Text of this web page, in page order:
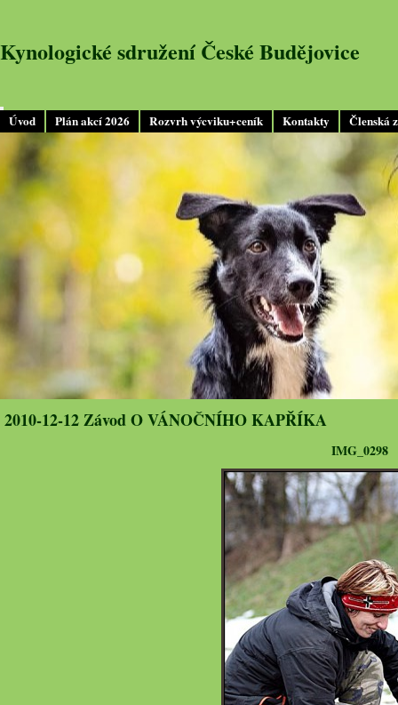
Úvod Plán akcí 2026 Rozvrh výcviku+ceník Kontakty Členská
Kynologické sdružení České Budějovice
2010-12-12 Závod O VÁNOČNÍHO KAPŘÍKA
IMG_0298